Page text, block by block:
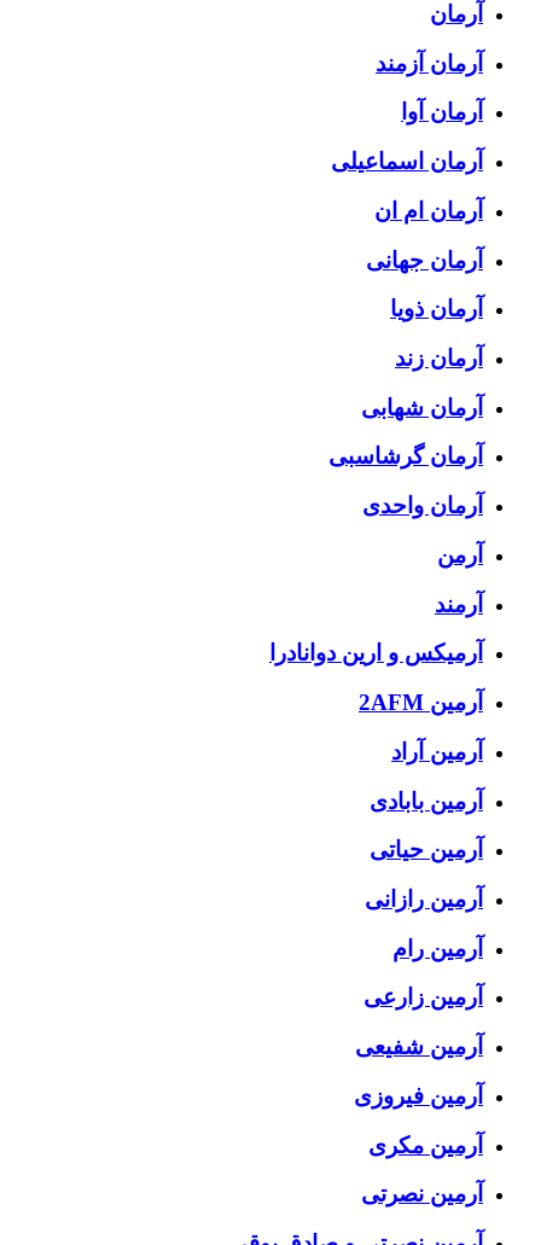
آرمان
آرمان آزمند
آرمان آوا
آرمان اسماعیلی
آرمان ام ان
آرمان جهانی
آرمان ذویا
آرمان زند
آرمان شهابی
آرمان گرشاسبی
آرمان واحدی
آرمن
آرمند
آرمیکس و ارین دوانادرا
آرمین 2AFM
آرمین آراد
آرمین بابادی
آرمین حیاتی
آرمین رازانی
آرمین رام
آرمین زارعی
آرمین شفیعی
آرمین فیروزی
آرمین مکری
آرمین نصرتی